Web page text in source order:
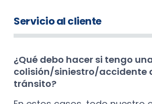
Servicio al cliente
¿Qué debo hacer si tengo
colisión/siniestro/accidente
tránsito?